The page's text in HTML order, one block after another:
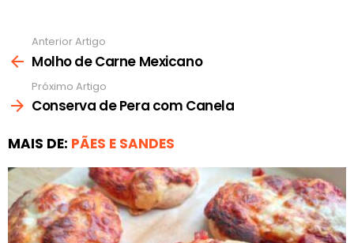
mais
Anterior Artigo
Molho de Carne Mexicano
Próximo Artigo
Conserva de Pera com Canela
MAIS DE: PÃES E SANDES